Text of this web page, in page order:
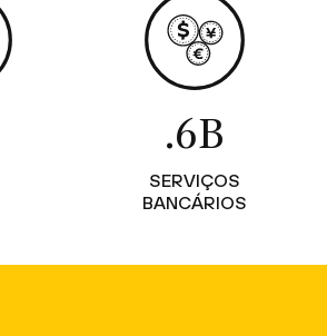
.6B
SERVIÇOS
BANCÁRIOS